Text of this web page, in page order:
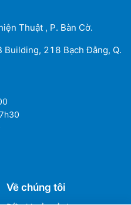
Thuật , P. Bàn Cờ.
Building, 218 Bạch Đằng, Q.
Về chúng tôi
1213
Ms Huỳnh
(+84) 90 295 1213